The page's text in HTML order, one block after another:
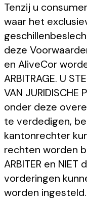
Tenzij u
waar het
deze
en AliveCor
ARBITRAGE. U
VAN JURIDISCHE
onder deze
te verdedigen,
kantonrechter
rechten worden
ARBITER en
vorderingen
worden